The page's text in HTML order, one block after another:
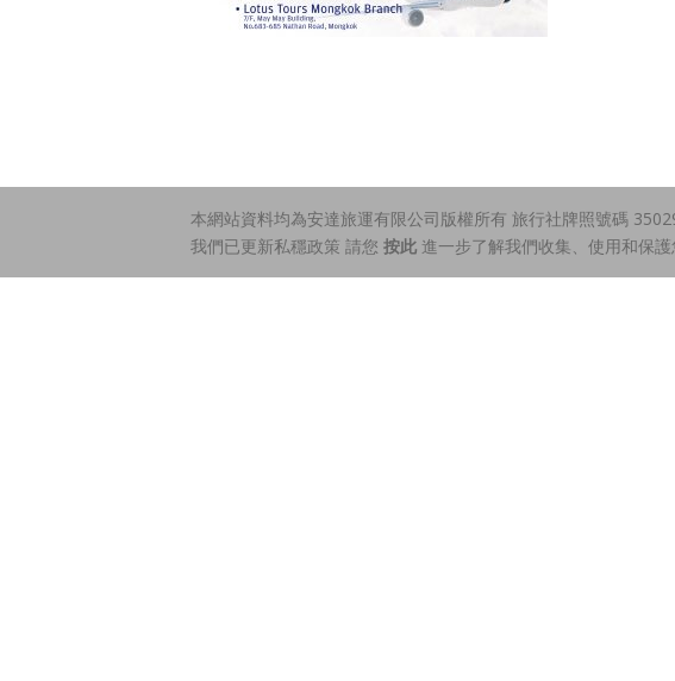
本網站資料均為安達旅運有限公司版權所有 旅行社牌照號碼
我們已更新私穩政策 請您 按此 進一步了解我們收集、使用和保